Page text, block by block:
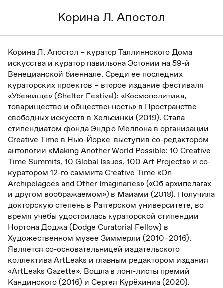
Корина Л. Апостол
Корина Л. Апостол – куратор Таллиннского Дома
искусства и куратор павильона Эстонии на 59-й
Венецианской биеннале. Среди ее последних
кураторских проектов – второе издание фестиваля
«Убежище» (Shelter Festival): «Космополитика,
товарищество и общественность» в Пространстве
свободных искусств в Хельсинки (2019). Стала
стипендиатом фонда Эндрю Меллона в организации
Creative Time в Нью-Йорке, выступив со-редактором
антологии «Making Another World Possible: 10 Creative
Time Summits, 10 Global Issues, 100 Art Projects» и со-
куратором 12-го саммита Creative Time «On
Archipelagoes and Other Imaginaries» («Об архипелагах
и другом воображаемом») в Майами (2018). Получила
докторскую степень в Ратгерском университете, во
время учебы удостоилась кураторской стипендии
Нортона Доджа (Dodge Curatorial Fellow) в
Художественном музее Зиммерли (2010–2016).
Является со-основательницей издательского
коллектива ArtLeaks и главным редактором издания
«ArtLeaks Gazette». Вошла в лонг-листы премий
Кандинского (2016) и Сергея Курёхиниа (2020).